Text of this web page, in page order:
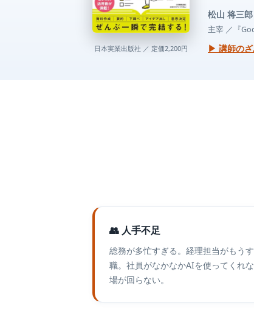
日本実業出版社 ／ 定価2,200円
松山 将三郎
主宰 ／『
▶ 講師のざ
👥 人手不足
総務が多忙すぎる。経理担当がもう
職。社員がなかなかAIを使ってくれ
場が回らない。